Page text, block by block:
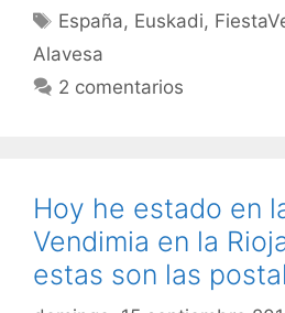
Etiquetas
España, Euskadi,
Alavesa
2 comentarios
Hoy he estado en
Vendimia en la
estas son las